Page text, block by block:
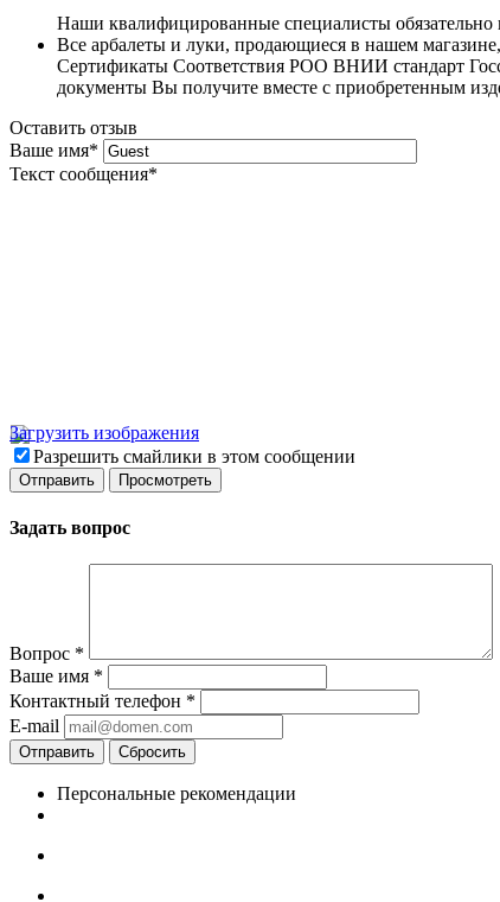
Наши квалифицированные специалисты обязательно
Все арбалеты и луки, продающиеся в нашем
Сертификаты Соответствия РОО ВНИИ стандарт
документы Вы получите вместе с приобретенным
Оставить отзыв
Ваше имя*
Текст сообщения*
Загрузить изображения
Разрешить смайлики в этом сообщении
Задать вопрос
Вопрос *
Ваше имя *
Контактный телефон *
E-mail
Отправить Сбросить
Персональные рекомендации